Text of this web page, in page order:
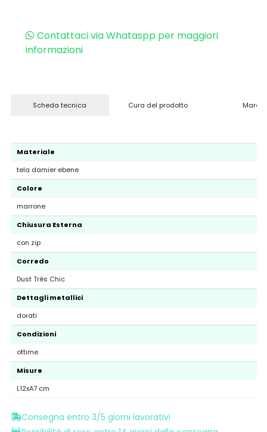
Contattaci via Whataspp per maggiori
informazioni
Scheda tecnica Cura del prodotto
Materiale
tela damier ebene
Colore
marrone
Chiusura Esterna
con zip
Corredo
Dust Très Chic
Dettagli metallici
dorati
Condizioni
ottime
Misure
L12xA7 cm
Consegna entro 3/5 giorni lavorativi